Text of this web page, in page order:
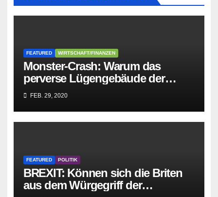
FEATURED WIRTSCHAFT/FINANZEN
Monster-Crash: Warum das
perverse Lügengebäude der
Sozialisten in sich
zusammenbricht!
FEB. 29, 2020
FEATURED POLITIK
BREXIT: Können sich die Briten
aus dem Würgegriff der